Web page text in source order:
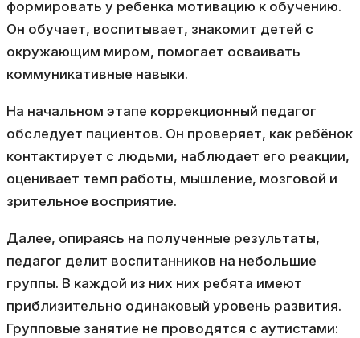
формировать у ребенка мотивацию к обучению.
Он обучает, воспитывает, знакомит детей с
окружающим миром, помогает осваивать
коммуникативные навыки.
На начальном этапе коррекционный педагог
обследует пациентов. Он проверяет, как ребёнок
контактирует с людьми, наблюдает его реакции,
оценивает темп работы, мышление, мозговой и
зрительное восприятие.
Далее, опираясь на полученные результаты,
педагог делит воспитанников на небольшие
группы. В каждой из них них ребята имеют
приблизительно одинаковый уровень развития.
Групповые занятие не проводятся с аутистами: